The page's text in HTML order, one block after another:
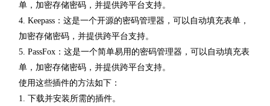
单，加密存储密码，并提供跨平台支持。
4. Keepass：这是一个开源的密码管理器，可以自动填充表单，
加密存储密码，并提供跨平台支持。
5. PassFox：这是一个简单易用的密码管理器，可以自动填充表
单，加密存储密码，并提供跨平台支持。
使用这些插件的方法如下：
1. 下载并安装所需的插件。